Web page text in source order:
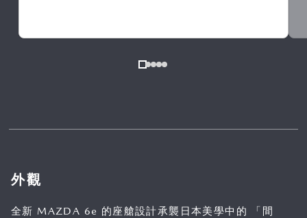
外觀
全新 MAZDA 6e 的座艙設計承襲日本美學中的 「間